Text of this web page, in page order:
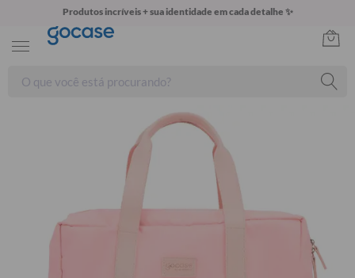
Produtos incríveis + sua identidade em cada detalhe ✨